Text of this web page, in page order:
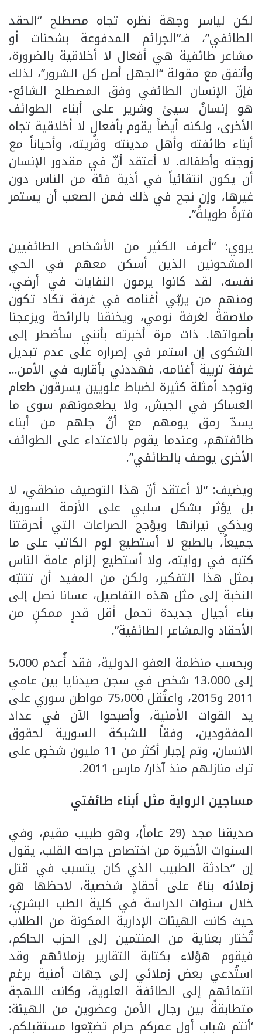
لكن لياسر وجهة نظره تجاه مصطلح “الحقد
الطائفي”، فـ”الجرائم المدفوعة بشحنات أو
مشاعر طائفية هي أفعال لا أخلاقية بالضرورة،
وأتفق مع مقولة “الجهل أصل كل الشرور”، لذلك
فإنّ الإنسان الطائفي وفق المصطلح الشائع-
هو إنسانٌ سيئ وشرير على أبناء الطوائف
الأخرى، ولكنه أيضاً يقوم بأفعالٍ لا أخلاقية تجاه
أبناء طائفته وأهل مدينته وقريته، وأحياناً مع
زوجته وأطفاله. لا أعتقد أنّ في مقدور الإنسان
أن يكون انتقائياً في أذية فئة من الناس دون
غيرها، وإن نجح في ذلك فمن الصعب أن يستمر
فترةً طويلةً”.
يروي: “أعرف الكثير من الأشخاص الطائفيين
المشحونين الذين أسكن معهم في الحي
نفسه، لقد كانوا يرمون النفايات في أرضي،
ومنهم من يربّي أغنامه في غرفة تكاد تكون
ملاصقةً لغرفة نومي، ويخنقنا بالرائحة ويزعجنا
بأصواتها. ذات مرة أخبرته بأنني سأضطر إلى
الشكوى إن استمر في إصراره على عدم تبديل
غرفة تربية أغنامه، فهددني بأقاربه في الأمن…
وتوجد أمثلة كثيرة لضباط علويين يسرقون طعام
العساكر في الجيش، ولا يطعمونهم سوى ما
يسدّ رمق يومهم مع أنّ جلهم من أبناء
طائفتهم، وعندما يقوم بالاعتداء على الطوائف
الأخرى يوصف بالطائفي”.
ويضيف: “لا أعتقد أنّ هذا التوصيف منطقي، لا
بل يؤثر بشكل سلبي على الأزمة السورية
ويذكي نيرانها ويؤجج الصراعات التي أحرقتنا
جميعاً، بالطبع لا أستطيع لوم الكاتب على ما
كتبه في روايته، ولا أستطيع إلزام عامة الناس
بمثل هذا التفكير، ولكن من المفيد أن تتنبّه
النخبة إلى مثل هذه التفاصيل، عسانا نصل إلى
بناء أجيال جديدة تحمل أقل قدرٍ ممكنٍ من
الأحقاد والمشاعر الطائفية”.
وبحسب منظمة العفو الدولية، فقد أُعدم 5،000
إلى 13،000 شخص في سجن صيدنايا بين عامي
2011 و2015، واعتُقل 75،000 مواطن سوري على
يد القوات الأمنية، وأصبحوا الآن في عداد
المفقودين، وفقاً للشبكة السورية لحقوق
الانسان، وتم إجبار أكثر من 11 مليون شخصٍ على
ترك منازلهم منذ آذار/ مارس 2011.
مساجين الرواية مثل أبناء طائفتي
صديقنا مجد (29 عاماً)، وهو طبيب مقيم، وفي
السنوات الأخيرة من اختصاص جراحه القلب، يقول
إن “حادثة الطبيب الذي كان يتسبب في قتل
زملائه بناءً على أحقادٍ شخصية، لاحظها هو
خلال سنوات الدراسة في كلية الطب البشري،
حيث كانت الهيئات الإدارية المكونة من الطلاب
تُختار بعناية من المنتمين إلى الحزب الحاكم،
فيقوم هؤلاء بكتابة التقارير بزملائهم وقد
استُدعي بعض زملائي إلى جهات أمنية برغم
انتمائهم إلى الطائفة العلوية، وكانت اللهجة
متطابقةً بين رجال الأمن وعضوين من الهيئة:
‘أنتم شباب أول عمركم حرام تضيّعوا مستقبلكم،